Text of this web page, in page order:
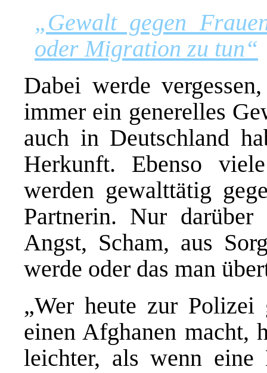
„Gewalt gegen
oder Migration zu tun“
Dabei werde
immer ein generelles
auch in Deutschland
Herkunft. Ebenso
werden gewalttätig
Partnerin. Nur
Angst, Scham, aus
werde oder das man
„Wer heute zur Polizei
einen Afghanen macht,
leichter, als wenn